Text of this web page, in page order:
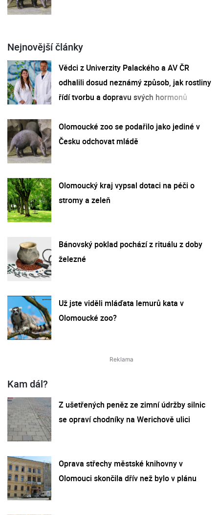
Nejnovější články
Vědci z Univerzity Palackého a AV ČR
odhalili dosud neznámý způsob, jak rostliny
řídí tvorbu a dopravu svých hormonů
Olomoucké zoo se podařilo jako jediné v
Česku odchovat mládě
Olomoucký kraj vypsal dotaci na péči o
stromy a zeleň
Bánovský poklad pochází z rituálu z doby
železné
Už jste viděli mláďata lemurů kata v
Olomoucké zoo?
Kam dál?
Z ušetřených peněz ze zimní údržby silnic
se opraví chodníky na Werichově ulici
Oprava střechy městské knihovny v
Olomouci skončila dřív než bylo v plánu